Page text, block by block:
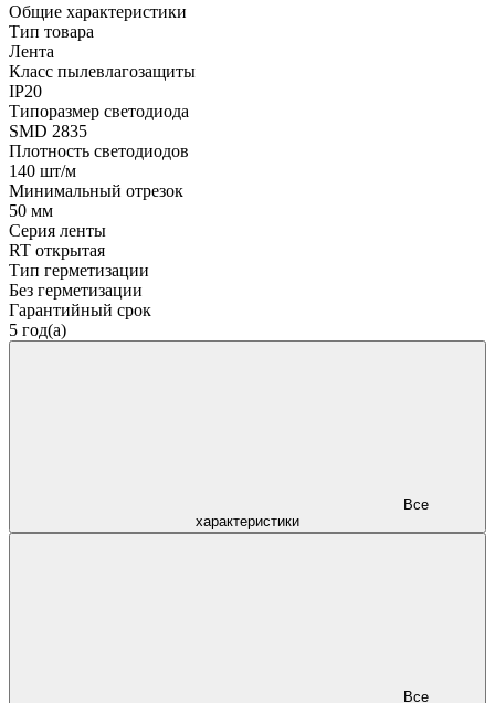
Общие характеристики
Тип товара
Лента
Класс пылевлагозащиты
IP20
Типоразмер светодиода
SMD 2835
Плотность светодиодов
140 шт/м
Минимальный отрезок
50 мм
Серия ленты
RT открытая
Тип герметизации
Без герметизации
Гарантийный срок
5 год(а)
характеристики